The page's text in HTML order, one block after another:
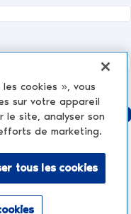
cookies », vous
sur votre appareil
le site, analyser son
de marketing.
tous les cookies